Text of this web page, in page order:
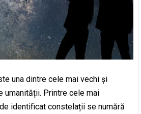
una dintre cele mai vechi și
umanității. Printre cele mai
identificat constelații se numără